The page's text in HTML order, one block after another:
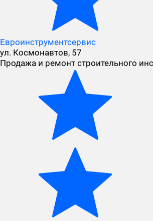
Евроинструментсервис
ул. Космонавтов, 57
Продажа и ремонт строительного